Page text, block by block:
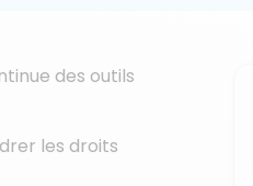
des outils
les droits